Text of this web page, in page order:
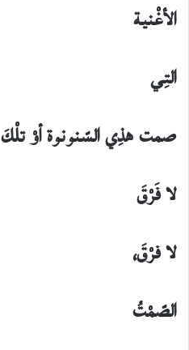
الأغْنية
التِي
صمت هذِي السّنونوة أوْ تلْكَ
لا فَرْقَ
لا فرْقَ،
الصّمْتُ